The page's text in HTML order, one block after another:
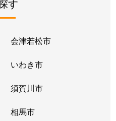
す
会津若松市
いわき市
須賀川市
相馬市